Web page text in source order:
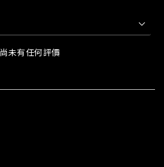
尚未有任何評價